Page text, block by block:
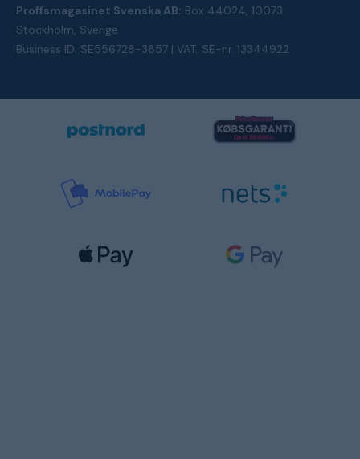
Proffsmagasinet Svenska AB: Box 44024, 10073
Stockholm, Sverige
Business ID: SE556728-3857 | VAT: SE-nr. 13344922